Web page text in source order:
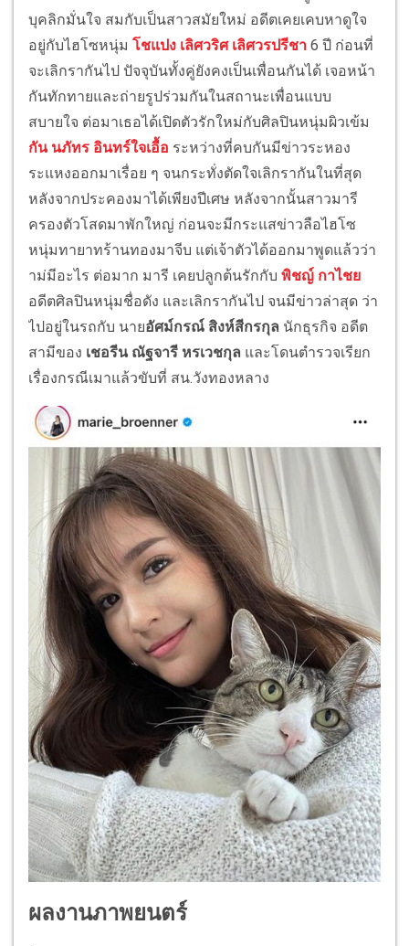
บุคลิกมั่นใจ สมกับเป็นสาวสมัยใหม่ อดีตเคยเคบหาดูใจ
อยู่กับไฮโซหนุ่ม โชแปง เลิศวริศ เลิศวรปรีชา 6 ปี ก่อนที่
จะเลิกรากันไป ปัจจุบันทั้งคู่ยังคงเป็นเพื่อนกันได้ เจอหน้า
กันทักทายและถ่ายรูปร่วมกันในสถานะเพื่อนแบบ
สบายใจ ต่อมาเธอได้เปิดตัวรักใหม่กับศิลปินหนุ่มผิวเข้ม
กัน นภัทร อินทร์ใจเอื้อ ระหว่างที่คบกันมีข่าวระหอง
ระแหงออกมาเรื่อย ๆ จนกระทั่งตัดใจเลิกรากันในที่สุด
หลังจากประคองมาได้เพียงปีเศษ หลังจากนั้นสาวมารี
ครองตัวโสดมาพักใหญ่ ก่อนจะมีกระแสข่าวลือไฮโซ
หนุ่มทายาทร้านทองมาจีบ แต่เจ้าตัวได้ออกมาพูดแล้วว่า
ำม่มีอะไร ต่อมาก มารี เคยปลูกต้นรักกับ พิชญ์ กาไชย
อดีตศิลปินหนุ่มชื่อดัง และเลิกรากันไป จนมีข่าวล่าสุด ว่า
ไปอยู่ในรถกับ นายอัศม์กรณ์ สิงห์สีกรกุล นักธุรกิจ อดีต
สามีของ เชอรีน ณัฐจารี หรเวชกุล และโดนตำรวจเรียก
เรื่องกรณีเมาแล้วขับที่ สน.วังทองหลาง
ผลงานภาพยนตร์